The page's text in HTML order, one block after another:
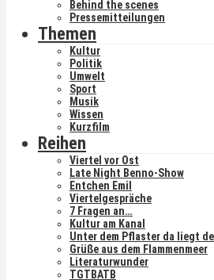
Behind the scenes
Pressemitteilungen
Themen
Kultur
Politik
Umwelt
Sport
Musik
Wissen
Kurzfilm
Reihen
Viertel vor Ost
Late Night Benno-Show
Entchen Emil
Viertelgespräche
7 Fragen an…
Kultur am Kanal
Unter dem Pflaster da liegt
Grüße aus dem Flammenmeer
Literaturwunder
TGTBATB